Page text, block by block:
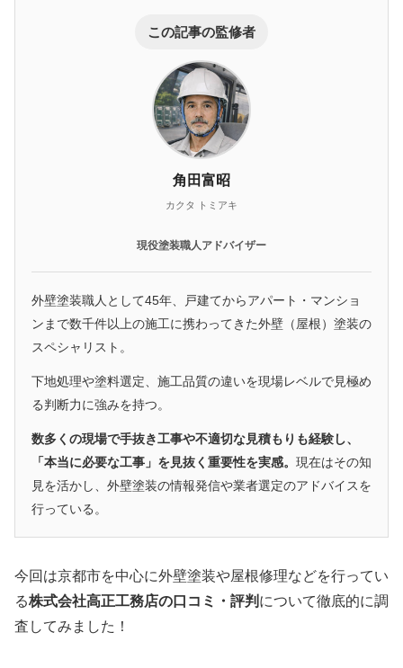
この記事の監修者
角田富昭
カクタ トミアキ
現役塗装職人アドバイザー
外壁塗装職人として45年、戸建てからアパート・マンショ
ンまで数千件以上の施工に携わってきた外壁（屋根）塗装の
スペシャリスト。
下地処理や塗料選定、施工品質の違いを現場レベルで見極め
る判断力に強みを持つ。
数多くの現場で手抜き工事や不適切な見積もりも経験し、
「本当に必要な工事」を見抜く重要性を実感。 現在はその知
見を活かし、外壁塗装の情報発信や業者選定のアドバイスを
行っている。
今回は京都市を中心に外壁塗装や屋根修理などを行ってい
る株式会社高正工務店の口コミ・評判 について徹底的に調
査してみました！